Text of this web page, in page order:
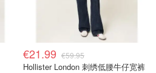
€21.99 €59.95
Hollister London 刺绣低腰牛仔宽裤